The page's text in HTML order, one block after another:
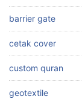
barrier gate
cetak cover
custom quran
geotextile